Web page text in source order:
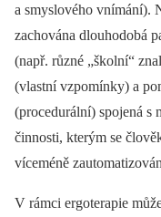
a smyslového vnímání).
zachována dlouhodobá
(např. různé „školní“
(vlastní vzpomínky) a
(procedurální) spojená s
činnosti, kterým se
víceméně
V rámci ergoterapie